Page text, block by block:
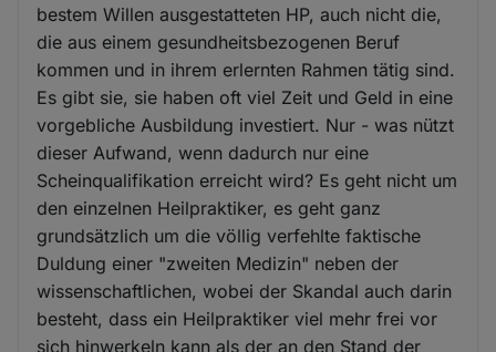
bestem Willen ausgestatteten HP, auch nicht die,
die aus einem gesundheitsbezogenen Beruf
kommen und in ihrem erlernten Rahmen tätig sind.
Es gibt sie, sie haben oft viel Zeit und Geld in eine
vorgebliche Ausbildung investiert. Nur - was nützt
dieser Aufwand, wenn dadurch nur eine
Scheinqualifikation erreicht wird? Es geht nicht um
den einzelnen Heilpraktiker, es geht ganz
grundsätzlich um die völlig verfehlte faktische
Duldung einer "zweiten Medizin" neben der
wissenschaftlichen, wobei der Skandal auch darin
besteht, dass ein Heilpraktiker viel mehr frei vor
sich hinwerkeln kann als der an den Stand der